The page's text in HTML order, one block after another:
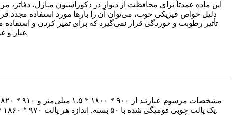
این ماده عمدتاً برای محافظت از دیوار در دکوراسیون منازل،
دلیل خواص فیزیکی خوب، می‌توان آن را بارها مورد استفاده مجدد
تأثیر رطوبت و خوردگی قرار نمی‌گیرد که برای تمیز کردن و
غبار و غیره آلوده نمی‌شود. مقدار مقاومت سطح 9-11 توان 10 است. این محصولات عمدتاً در چین فروخته می‌شوند و به ژاپن صادر می‌شوند.
یک پالت چوبی فومیگی شده با ۵۰ بسته. اندازه هر پالت ۹۷۰ * ۱۸۶۰ * ۱۰۲۰ میلی‌متر، وزن خالص حدود ۹۸۰ کیلوگرم و وزن ناخالص حدود ۱۰۲۰ کیلوگرم است. حداقل مقدار سفارش ۱۰۰۰ ورق است.